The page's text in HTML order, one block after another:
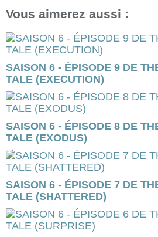
Vous aimerez aussi :
SAISON 6 - ÉPISODE 9 DE
TALE (EXECUTION)
SAISON 6 - ÉPISODE 8 DE
TALE (EXODUS)
SAISON 6 - ÉPISODE 7 DE
TALE (SHATTERED)